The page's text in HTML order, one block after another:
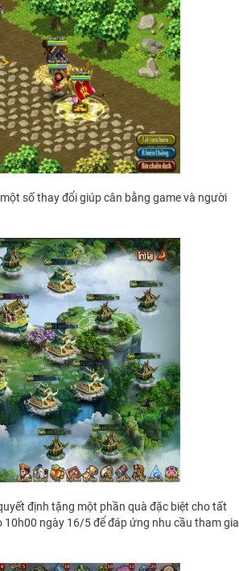
số thay đổi giúp cân bằng game và người
định tặng một phần quà đặc biệt cho tất
ngày 16/5 để đáp ứng nhu cầu tham gia